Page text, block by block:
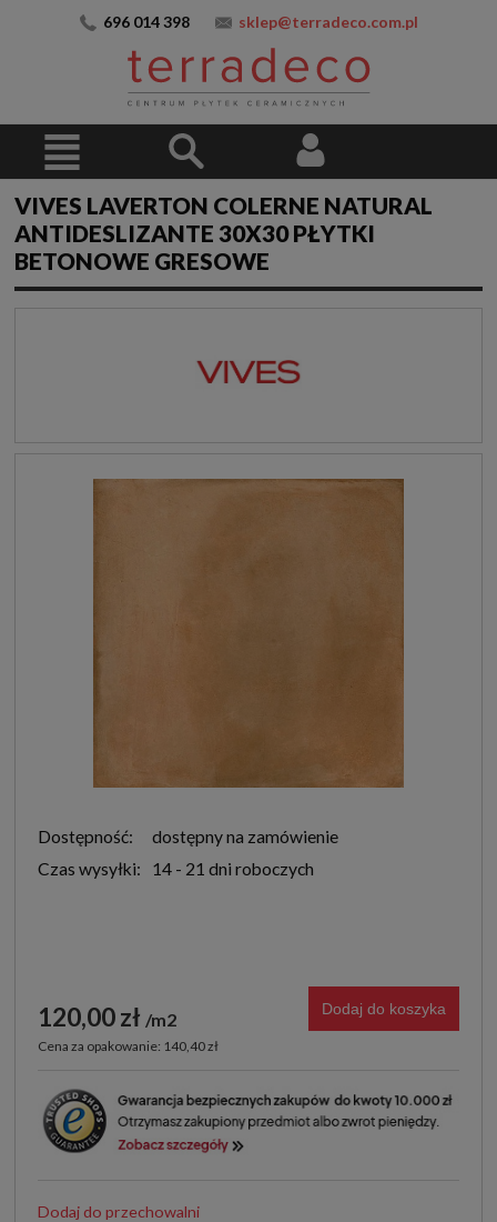
696 014 398 sklep@terradeco.com.pl
VIVES LAVERTON COLERNE NATURAL
ANTIDESLIZANTE 30X30 PŁYTKI
BETONOWE GRESOWE
Dostępność:
dostępny na zamówienie
Czas wysyłki:
14 - 21 dni roboczych
120,00 zł m2
Cena za opakowanie: 140,40 zł
Dodaj do koszyka
Dodaj do przechowalni